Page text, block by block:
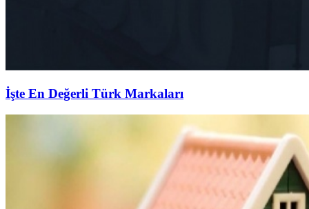
İşte En Değerli Türk Markaları